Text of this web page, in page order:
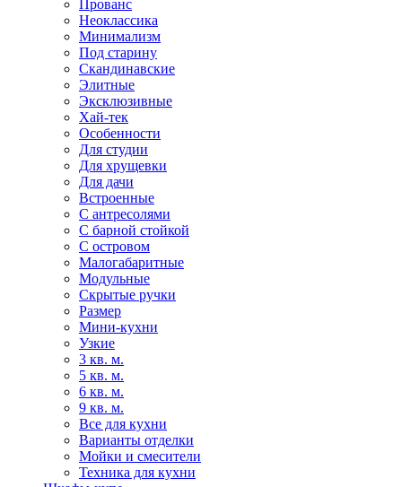
Прованс
Неоклассика
Минимализм
Под старину
Скандинавские
Элитные
Эксклюзивные
Хай-тек
Особенности
Для студии
Для хрущевки
Для дачи
Встроенные
С антресолями
С барной стойкой
С островом
Малогабаритные
Модульные
Скрытые ручки
Размер
Мини-кухни
Узкие
3 кв. м.
5 кв. м.
6 кв. м.
9 кв. м.
Все для кухни
Варианты отделки
Мойки и смесители
Техника для кухни